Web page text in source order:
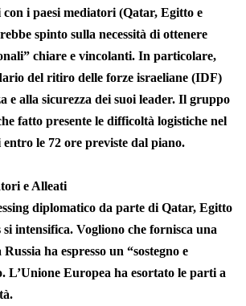
i paesi mediatori (Qatar, Egitto e
spinto sulla necessità di ottenere
chiare e vincolanti. In particolare,
del ritiro delle forze israeliane (IDF)
e alla sicurezza dei suoi leader. Il gruppo
fatto presente le difficoltà logistiche nel
entro le 72 ore previste dal piano.
e Alleati
diplomatico da parte di Qatar, Egitto
intensifica. Vogliono che fornisca una
ha espresso un “sostegno e
L’Unione Europea ha esortato le parti a